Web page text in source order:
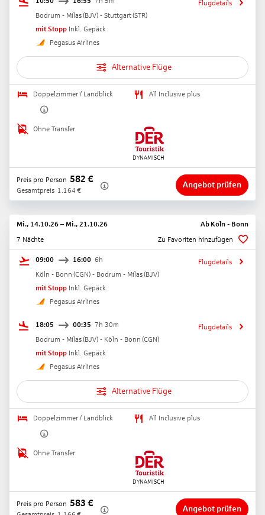
Bodrum - Milas(BJV) - Stuttgart(STR)
mit Stopp Inkl. Gepäck
Pegasus Airlines
Flugdetails
Alternative Flüge
Doppelzimmer / Landblick All Inclusive plus
Ohne Transfer
Preis pro Person 582 €
Gesamtpreis 1.164 €
Angebot prüfen
Mi., 14.10.26 – Mi., 21.10.26 Ab Köln - Bonn
7 Nächte
Zu Favoriten hinzufügen
09:00 16:00 6h
Köln - Bonn (CGN) - Bodrum - Milas(BJV)
mit Stopp Inkl. Gepäck
Pegasus Airlines
Flugdetails
18:05 00:35 7h 30m
Bodrum - Milas(BJV) - Köln - Bonn (CGN)
mit Stopp Inkl. Gepäck
Pegasus Airlines
Flugdetails
Alternative Flüge
Doppelzimmer / Landblick All Inclusive plus
Ohne Transfer
Preis pro Person 583 €
Angebot prüfen